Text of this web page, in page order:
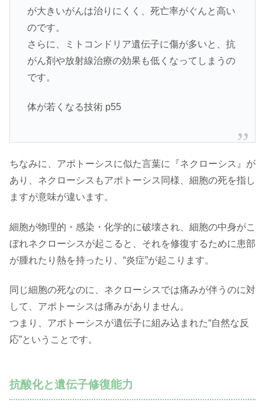
が大きいがんは治りにくく、死亡率がぐんと高い
のです。
さらに、ミトコンドリア遺伝子に傷が多いと、抗
がん剤や放射線治療の効果も低くなってしまうの
です。
体が若くなる技術 p55
ちなみに、アポトーシスに似た言葉に『ネクローシス』が
あり、ネクローシスもアポトーシス同様、細胞の死を指し
ますが意味が違います。
細胞が物理的・感染・化学的に破壊され、細胞の中身がこ
ぼれネクローシスが起こると、それを修復するために患部
が腫れたり熱を持ったり、“炎症”が起こります。
同じ細胞の死なのに、ネクローシスでは痛みが伴うのに対
して、アポトーシスは痛みがありません。
つまり、アポトーシスが遺伝子に組み込まれた“自然な反
応”ということです。
抗酸化と遺伝子修復能力